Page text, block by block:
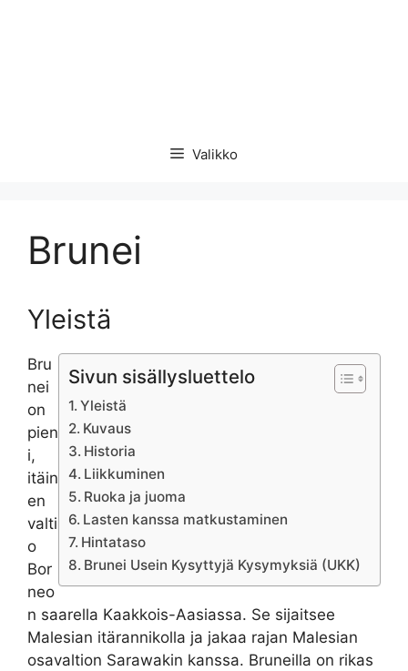
Valikko
Brunei
Yleistä
Sivun sisällysluettelo
Yleistä
Kuvaus
Historia
Liikkuminen
Ruoka ja juoma
Lasten kanssa matkustaminen
Hintataso
Brunei Usein Kysyttyjä Kysymyksiä (UKK)
Bru
nei
on
pien
i,
itäin
en
valti
o
Bor
neo
n saarella Kaakkois-Aasiassa. Se sijaitsee
Malesian itärannikolla ja jakaa rajan Malesian
osavaltion Sarawakin kanssa. Bruneilla on rikas